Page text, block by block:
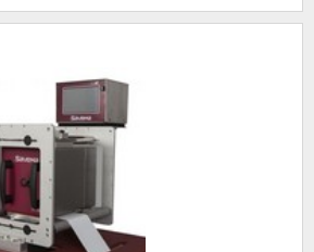
poupar gastos
SOBRE DATADOR
MANUALQuem pesquisa
datador para embalagem
empresa altamente
a Tesla. A empresa trabalha